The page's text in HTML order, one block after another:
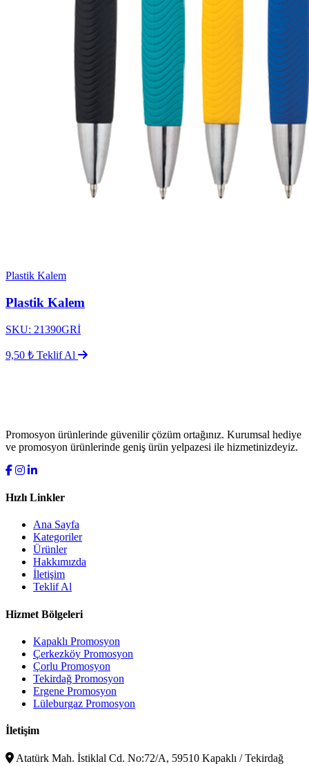
Plastik Kalem
Plastik Kalem
SKU: 21390GRİ
9,50 ₺ Teklif Al
Promosyon ürünlerinde güvenilir çözüm ortağınız. Kurumsal hediye
ve promosyon ürünlerinde geniş ürün yelpazesi ile hizmetinizdeyiz.
Hızlı Linkler
Ana Sayfa
Kategoriler
Ürünler
Hakkımızda
İletişim
Teklif Al
Hizmet Bölgeleri
Kapaklı Promosyon
Çerkezköy Promosyon
Çorlu Promosyon
Tekirdağ Promosyon
Ergene Promosyon
Lüleburgaz Promosyon
İletişim
Atatürk Mah. İstiklal Cd. No:72/A, 59510 Kapaklı / Tekirdağ